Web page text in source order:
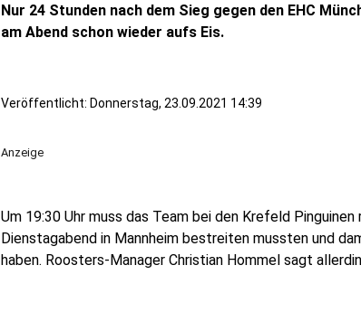
Nur 24 Stunden nach dem Sieg gegen den EHC
am Abend schon wieder aufs Eis.
Veröffentlicht: Donnerstag, 23.09.2021 14:39
Anzeige
Um 19:30 Uhr muss das Team bei den Krefeld
Dienstagabend in Mannheim bestreiten mussten und
haben. Roosters-Manager Christian Hommel sagt